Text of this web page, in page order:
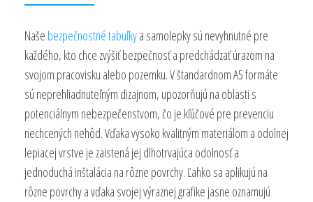
Naše bezpečnostné tabuľkya samolepky sú nevyhnutné pre
každého, kto chce zvýšiť bezpečnosť a predchádzať úrazom na
svojom pracovisku alebo pozemku. V štandardnom A5 formáte
sú neprehliadnuteľným dizajnom, upozorňujú na oblasti s
potenciálnym nebezpečenstvom, čo je kľúčové pre prevenciu
nechcených nehôd. Vďaka vysoko kvalitným materiálom a odolnej
lepiacej vrstve je zaistená jej dlhotrvajúca odolnosť a
jednoduchá inštalácia na rôzne povrchy. Ľahko sa aplikujú na
rôzne povrchy a vďaka svojej výraznej grafike jasne oznamujú